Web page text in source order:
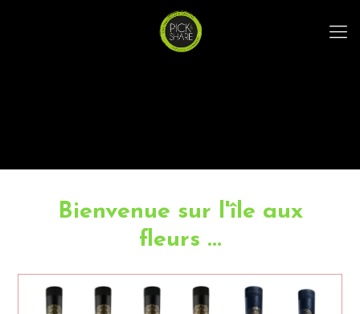
Bienvenue sur l'île aux
fleurs ...